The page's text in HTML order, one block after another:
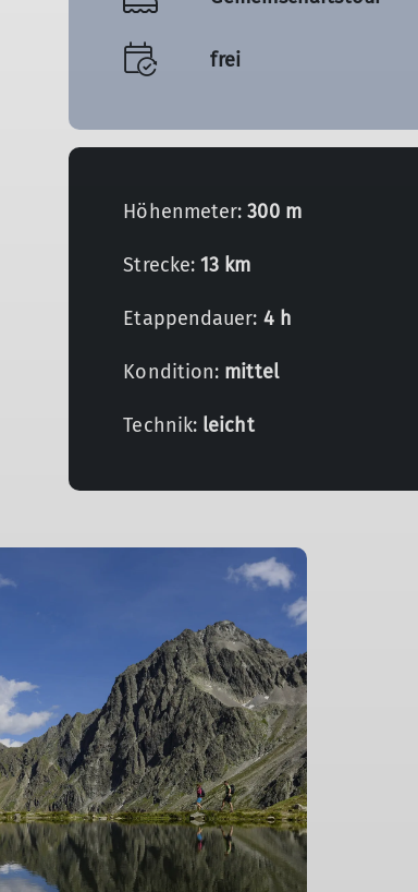
frei
Höhenmeter:300 m
Strecke:13 km
Etappendauer: 4 h
Kondition: mittel
Technik: leicht